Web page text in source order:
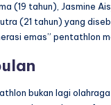
(19 tahun), Jasmine
(21 tahun) yang
emas” pentathlon
bukan lagi olahraga